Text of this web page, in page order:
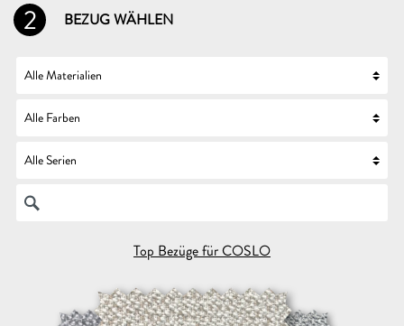
2 BEZUG WÄHLEN
Top Bezüge für COSLO